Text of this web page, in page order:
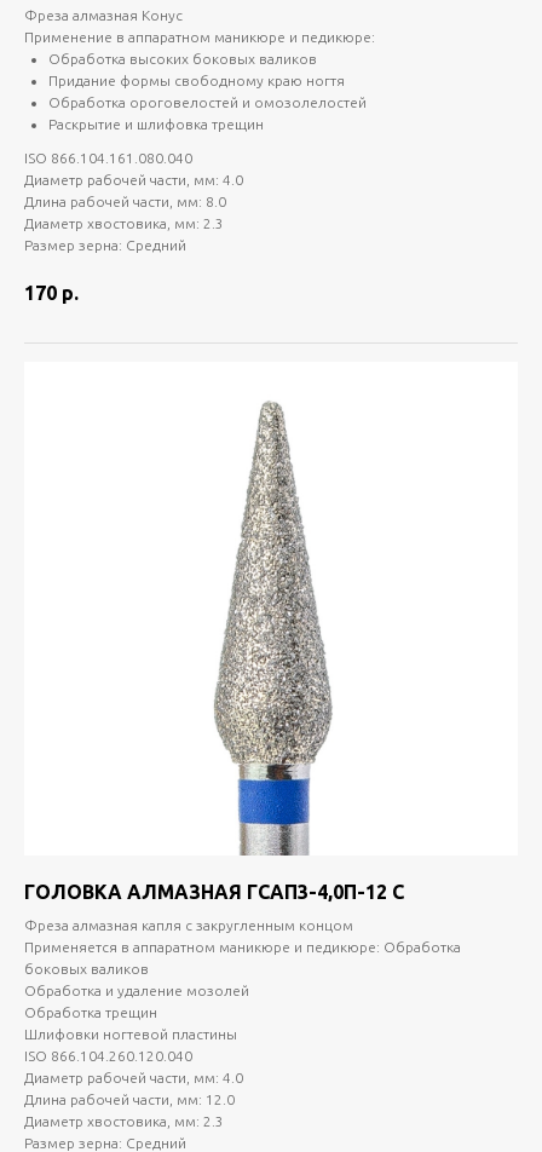
Фреза алмазная Конус
Применение в аппаратном маникюре и педикюре:
Обработка высоких боковых валиков
Придание формы свободному краю ногтя
Обработка ороговелостей и омозолелостей
Раскрытие и шлифовка трещин
ISO 866.104.161.080.040
Диаметр рабочей части, мм: 4.0
Длина рабочей части, мм: 8.0
Диаметр хвостовика, мм: 2.3
Размер зерна: Средний
170 р.
ГОЛОВКА АЛМАЗНАЯ ГСАП3-4,0П-12 С
Фреза алмазная капля с закругленным концом
Применяется в аппаратном маникюре и педикюре: Обработка
боковых валиков
Обработка и удаление мозолей
Обработка трещин
Шлифовки ногтевой пластины
ISO 866.104.260.120.040
Диаметр рабочей части, мм: 4.0
Длина рабочей части, мм: 12.0
Диаметр хвостовика, мм: 2.3
Размер зерна: Средний